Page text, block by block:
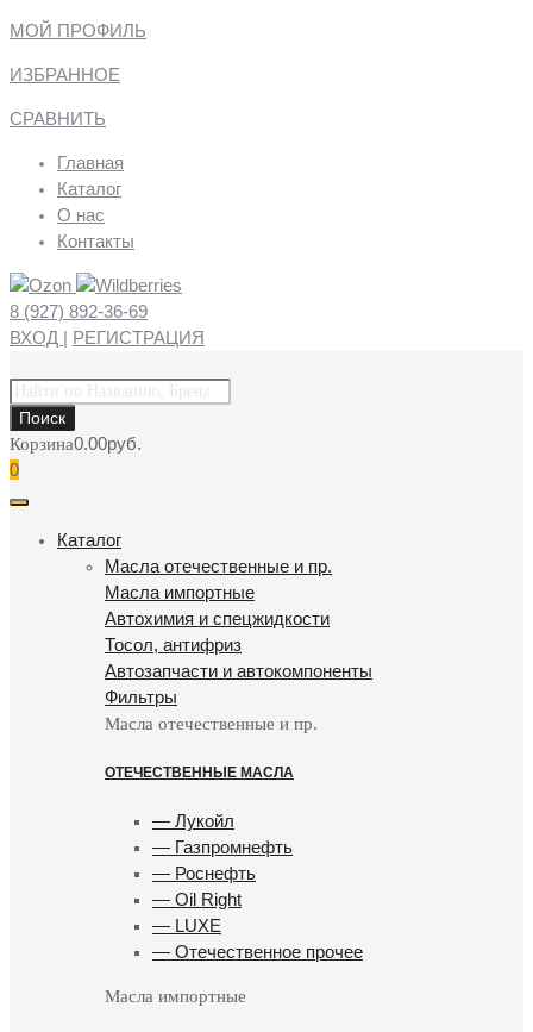
МОЙ ПРОФИЛЬ
ИЗБРАННОЕ
СРАВНИТЬ
Главная
Каталог
О нас
Контакты
8 (927) 892-36-69
ВХОД | РЕГИСТРАЦИЯ
Поиск
товаров
Поиск
Корзина0.00руб.
0
Каталог
Масла отечественные и пр.
Масла импортные
Автохимия и спецжидкости
Тосол, антифриз
Автозапчасти и автокомпоненты
Фильтры
Масла отечественные и пр.
ОТЕЧЕСТВЕННЫЕ МАСЛА
— Лукойл
— Газпромнефть
— Роснефть
— Oil Right
— LUXE
— Отечественное прочее
Масла импортные